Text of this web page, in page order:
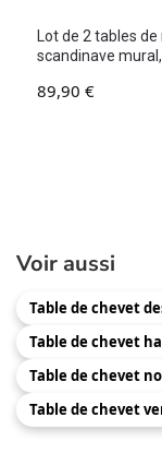
Lot de 2 tables
scandinave
89,90 €
Voir aussi
Table de chevet
Table de chevet
Table de chevet
Table de chevet